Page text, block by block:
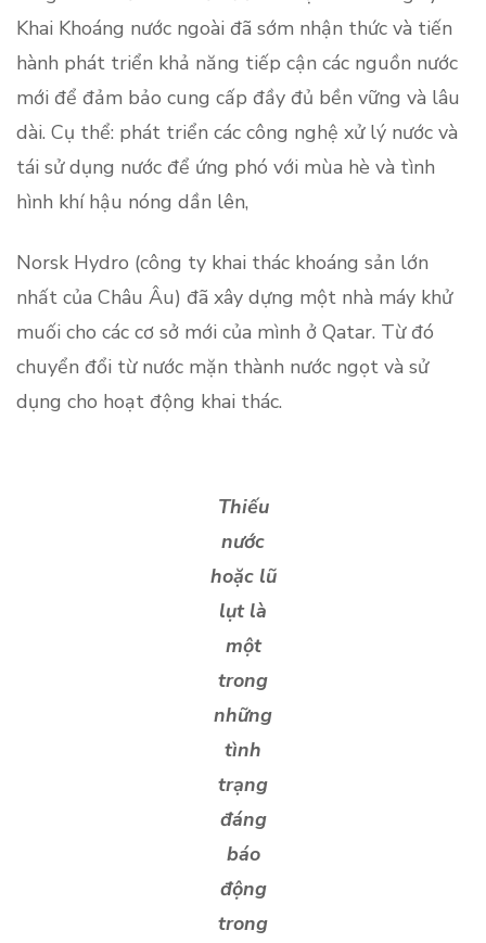
Khai Khoáng nước ngoài đã sớm nhận thức và tiến
hành phát triển khả năng tiếp cận các nguồn nước
mới để đảm bảo cung cấp đầy đủ bền vững và lâu
dài. Cụ thể: phát triển các công nghệ xử lý nước và
tái sử dụng nước để ứng phó với mùa hè và tình
hình khí hậu nóng dần lên,
Norsk Hydro (công ty khai thác khoáng sản lớn
nhất của Châu Âu) đã xây dựng một nhà máy khử
muối cho các cơ sở mới của mình ở Qatar. Từ đó
chuyển đổi từ nước mặn thành nước ngọt và sử
dụng cho hoạt động khai thác.
Thiếu
nước
hoặc lũ
lụt là
một
trong
những
tình
trạng
đáng
báo
động
trong